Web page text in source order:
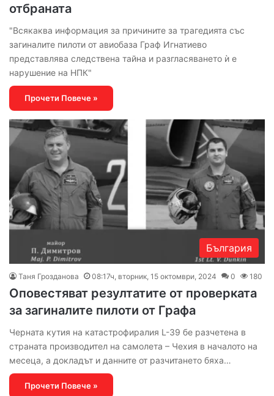
отбраната
"Всякаква информация за причините за трагедията със
загиналите пилоти от авиобаза Граф Игнатиево
представлява следствена тайна и разгласяването ѝ е
нарушение на НПК"
Прочети Повече »
България
Таня Грозданова 08:17ч, вторник, 15 октомври, 2024 0 180
Оповестяват резултатите от проверката
за загиналите пилоти от Графа
Черната кутия на катастрофиралия L-39 бе разчетена в
страната производител на самолета – Чехия в началото на
месеца, а докладът и данните от разчитането бяха…
Прочети Повече »